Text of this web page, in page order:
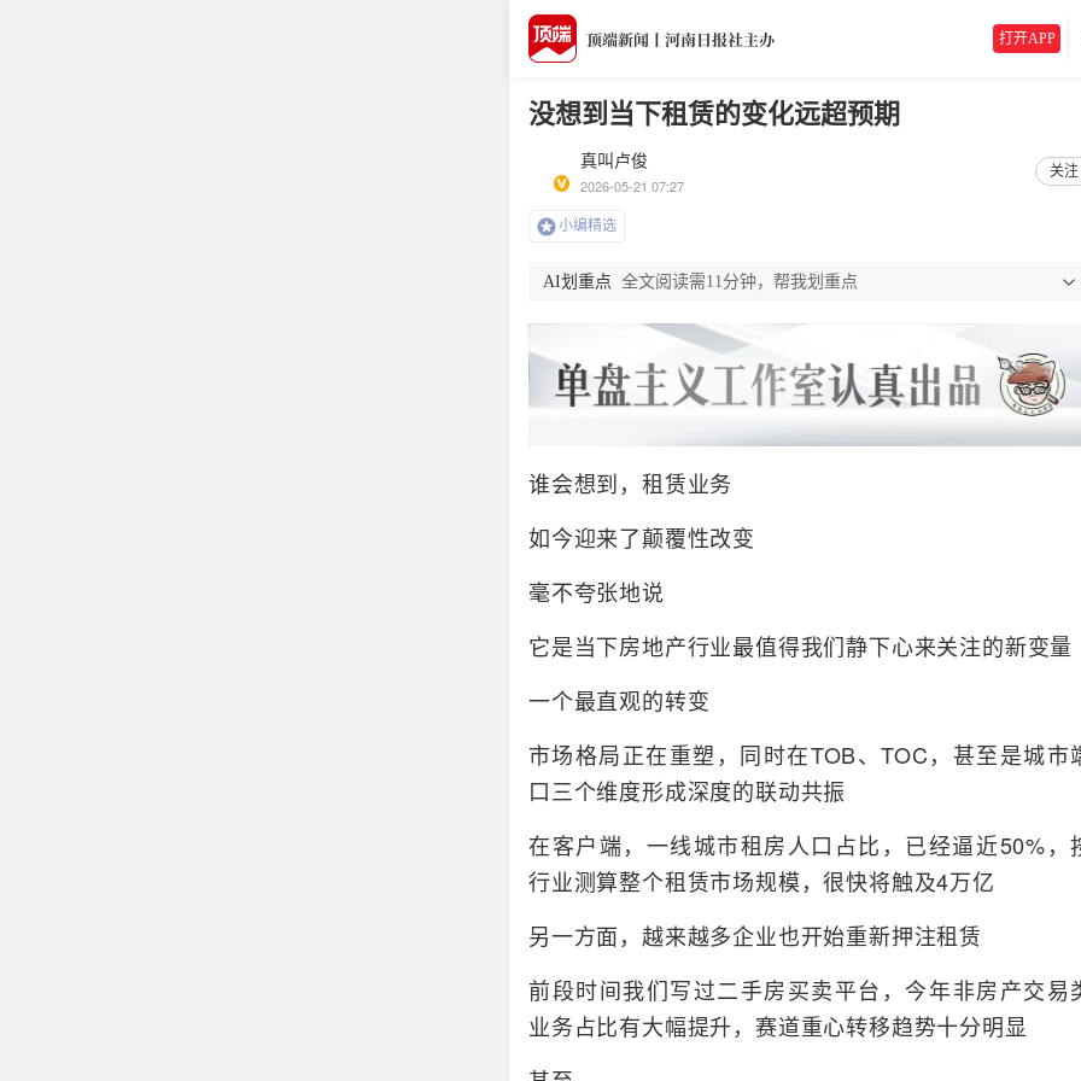
打开APP
没想到当下租赁的变化远超预期
真叫卢俊
2026-05-21 07:27
关注
小编精选
AI划重点 全文阅读需11分钟，帮我划重点
谁会想到，租赁业务
如今迎来了颠覆性改变
毫不夸张地说
它是当下房地产行业最值得我们静下心来关注的新变量
一个最直观的转变
市场格局正在重塑，同时在TOB、TOC，甚至是城市
口三个维度形成深度的联动共振
在客户端，一线城市租房人口占比，已经逼近50%，
行业测算整个租赁市场规模，很快将触及4万亿
另一方面，越来越多企业也开始重新押注租赁
前段时间我们写过二手房买卖平台，今年非房产交易
业务占比有大幅提升，赛道重心转移趋势十分明显